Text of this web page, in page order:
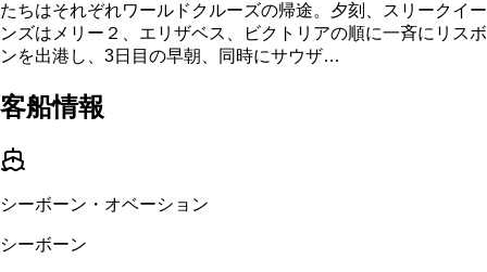
たちはそれぞれワールドクルーズの帰途。夕刻、スリークイー
ンズはメリー２、エリザベス、ビクトリアの順に一斉にリスボ
ンを出港し、3日目の早朝、同時にサウザ…
客船情報
シーボーン・オベーション
シーボーン